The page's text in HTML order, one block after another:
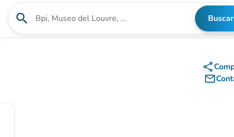
search Buscar un establecimiento Buscar
share
mail_outline